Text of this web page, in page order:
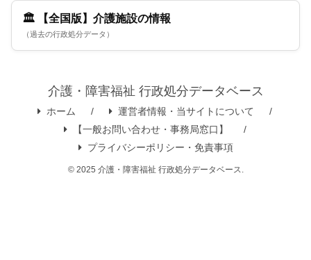
🏛️ 【全国版】介護施設の情報
（過去の行政処分データ）
介護・障害福祉 行政処分データベース
ホーム
運営者情報・当サイトについて
【一般お問い合わせ・事務局窓口】
プライバシーポリシー・免責事項
© 2025 介護・障害福祉 行政処分データベース.